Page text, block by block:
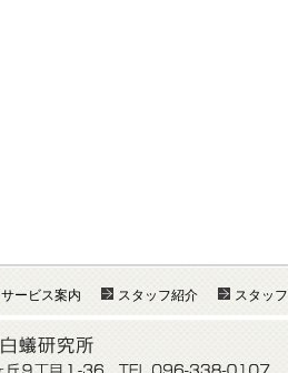
サービス案内 スタッフ紹介 スタッ